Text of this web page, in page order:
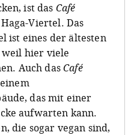
ist das Café
Viertel. Das
ist eines der ältesten
weil hier viele
Auch dasCafé
das mit einer
aufwarten kann.
die sogar vegan sind,